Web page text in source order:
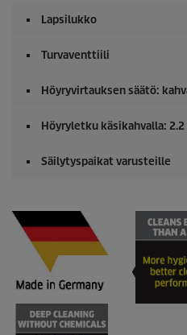
Lapsilukko
Turvaventtiili
Höyryvirtauksen säätö:
Höyryletku käsikahvalla: 2.2
Säilytyspaikat varusteille